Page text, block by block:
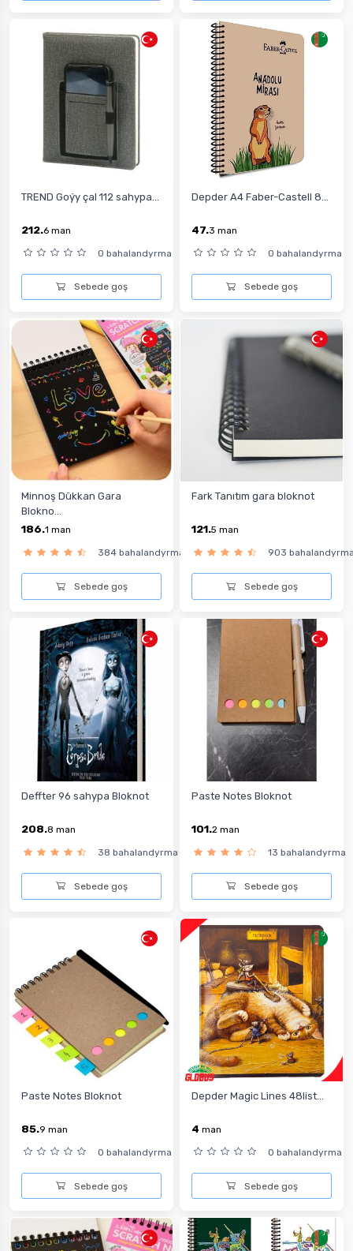
TREND Goýy çal 112 sahypa...
212.6 man
0 bahalandyrma
Sebede goş
Depder A4 Faber-Castell 8...
47.3 man
0 bahalandyrma
Sebede goş
Minnoş Dükkan Gara
Blokno...
186.1 man
384 bahalandyrma
Sebede goş
Fark Tanıtım gara bloknot
121.5 man
903
Sebede goş
Deffter 96 sahypa Bloknot
208.8 man
38 bahalandyrma
Sebede goş
Paste Notes Bloknot
101.2 man
13 bahalandyrma
Sebede goş
Paste Notes Bloknot
85.9 man
0 bahalandyrma
Sebede goş
Depder Magic Lines 48list...
4 man
0 bahalandyrma
Sebede goş